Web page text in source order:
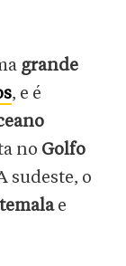
grande
, e é
no Golfo
sudeste, o
e